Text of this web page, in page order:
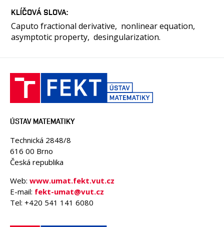
KLÍČOVÁ SLOVA
Caputo fractional derivative
nonlinear equation
asymptotic property desingularization.
ÚSTAV MATEMATIKY
Technická 2848/8
616 00 Brno
Česká republika
Web: www.umat.fekt.vut.cz
E-mail: fekt-umat@vut.cz
Tel: +420 541 141 6080